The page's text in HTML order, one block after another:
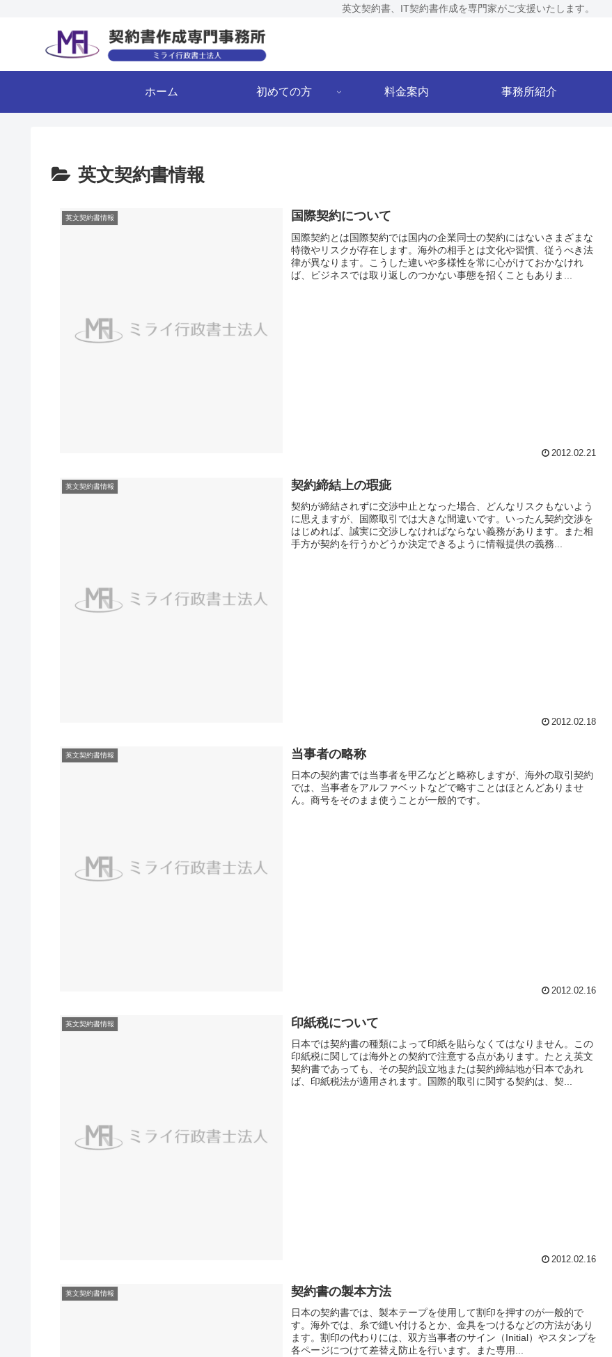
英文契約書、IT契約書作成を専門家がご支援いたします。
ホーム 初めての方 料金案内 事務所紹介
英文契約書情報
英文契約書情報 国際契約について
国際契約とは国際契約では国内の企業同士の契約にはないさまざまな
特徴やリスクが存在します。海外の相手とは文化や習慣、従うべき法
律が異なります。こうした違いや多様性を常に心がけておかなけれ
ば、ビジネスでは取り返しのつかない事態を招くこともありま...
2012.02.21
英文契約書情報 契約締結上の瑕疵
契約が締結されずに交渉中止となった場合、どんなリスクもないよう
に思えますが、国際取引では大きな間違いです。いったん契約交渉を
はじめれば、誠実に交渉しなければならない義務があります。また相
手方が契約を行うかどうか決定できるように情報提供の義務...
2012.02.18
英文契約書情報 当事者の略称
日本の契約書では当事者を甲乙などと略称しますが、海外の取引契約
では、当事者をアルファベットなどで略すことはほとんどありませ
ん。商号をそのまま使うことが一般的です。
2012.02.16
英文契約書情報 印紙税について
日本では契約書の種類によって印紙を貼らなくてはなりません。この
印紙税に関しては海外との契約で注意する点があります。たとえ英文
契約書であっても、その契約設立地または契約締結地が日本であれ
ば、印紙税法が適用されます。国際的取引に関する契約は、契...
2012.02.16
英文契約書情報 契約書の製本方法
日本の契約書では、製本テープを使用して割印を押すのが一般的で
す。海外では、糸で縫い付けるとか、金具をつけるなどの方法があり
ます。割印の代わりには、双方当事者のサイン（Initial）やスタンプを
各ページにつけて差替え防止を行います。また専用...